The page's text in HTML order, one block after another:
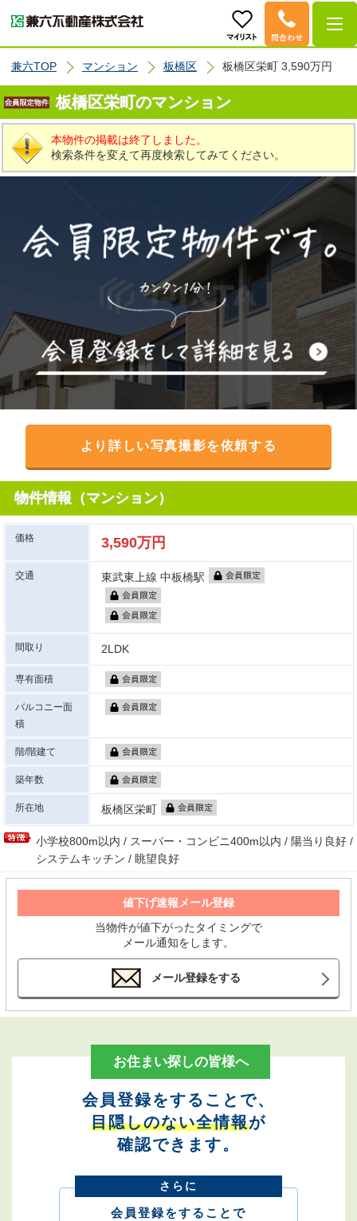
兼六TOP マンション 板橋区 板橋区栄町 3,590万円
板橋区栄町のマンション
本物件の掲載は終了しました。
検索条件を変えて再度検索してみてください。
より詳しい写真撮影を依頼する
物件情報（マンション）
価格 3,590万円
交通 東武東上線 中板橋駅
間取り 2LDK
専有面積
バルコニー面
積
階/階建て
築年数
所在地 板橋区栄町
小学校800m以内 / スーパー・コンビニ400m以内 / 陽当り良好 /
システムキッチン / 眺望良好
値下げ速報メール登録
当物件が値下がったタイミングで
メール通知をします。
メール登録をする
お住まい探しの皆様へ
会員登録をすることで、
目隠しのない全情報が
確認できます。
さらに
会員登録をすることで